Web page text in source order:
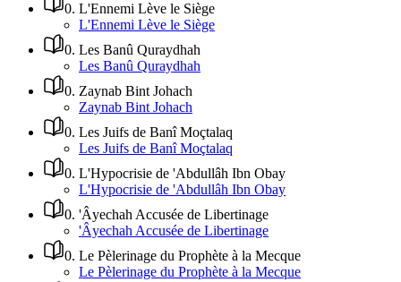
0. L'Ennemi Lève le Siège
L'Ennemi Lève le Siège
0. Les Banû Quraydhah
Les Banû Quraydhah
0. Zaynab Bint Johach
Zaynab Bint Johach
0. Les Juifs de Banî Moçtalaq
Les Juifs de Banî Moçtalaq
0. L'Hypocrisie de 'Abdullâh Ibn Obay
L'Hypocrisie de 'Abdullâh Ibn Obay
0. 'Âyechah Accusée de Libertinage
'Âyechah Accusée de Libertinage
0. Le Pèlerinage du Prophète à la Mecque
Le Pèlerinage du Prophète à la Mecque